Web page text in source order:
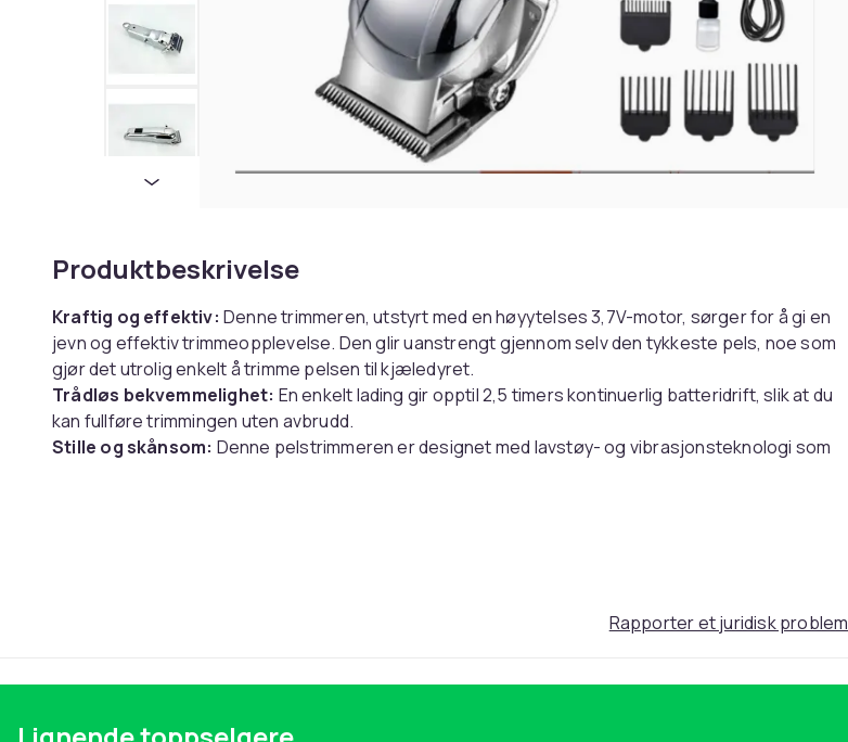
Produktbeskrivelse
Kraftig og effektiv: Denne trimmeren, utstyrt med en høyytelses 3,7V-motor, sørger for å gi en
jevn og effektiv trimmeopplevelse. Den glir uanstrengt gjennom selv den tykkeste pels, noe som
gjør det utrolig enkelt å trimme pelsen til kjæledyret.
Trådløs bekvemmelighet: En enkelt lading gir opptil 2,5 timers kontinuerlig batteridrift, slik at du
kan fullføre trimmingen uten avbrudd.
Stille og skånsom: Denne pelstrimmeren er designet med lavstøy- og vibrasjonsteknologi som
Materiale: ABS+rustfritt stål
Ladetid: Ca. 2 timer
Rapporter et juridisk problem